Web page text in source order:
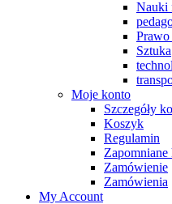
Nauki
Prawo
Sztuka
Moje konto
Szczegóły
Koszyk
Regulamin
Zapomniane
Zamówienie
Zamówienia
My Account